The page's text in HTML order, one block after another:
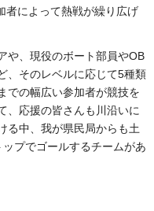
者によって熱戦が繰り広げ
や、現役のボート部員やOB
、そのレベルに応じて5種類
での幅広い参加者が競技を
、応援の皆さんも川沿いに
る中、我が県民局からも土
プでゴールするチームがあ